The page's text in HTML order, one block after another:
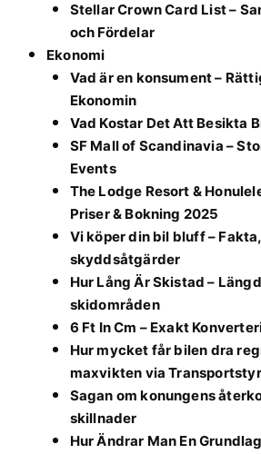
Stellar Crown Card List –
och Fördelar
Ekonomi
Vad är en konsument –
Ekonomin
Vad Kostar Det Att Besikta
SF Mall of Scandinavia –
Events
The Lodge Resort &
Priser & Bokning 2025
Vi köper din bil bluff –
skyddsåtgärder
Hur Lång Är Skistad –
skidområden
6 Ft In Cm – Exakt
Hur mycket får bilen dra
maxvikten via
Sagan om konungens
skillnader
Hur Ändrar Man En